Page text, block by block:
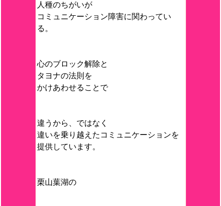
人種のちがいが
コミュニケーション障害に関わってい
る。
心のブロック解除と
タヨナの法則を
かけあわせることで
違うから、ではなく
違いを乗り越えたコミュニケーションを
提供しています。
栗山葉湖の